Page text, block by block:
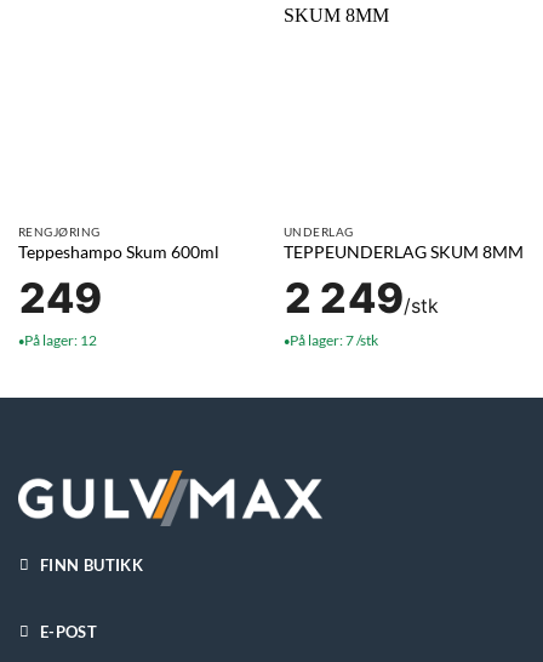
RENGJØRING
Teppeshampo Skum 600ml
249
●På lager: 12
UNDERLAG
TEPPEUNDERLAG SKUM 8MM
2 249/stk
●På lager: 7 /stk
FINN BUTIKK
E-POST